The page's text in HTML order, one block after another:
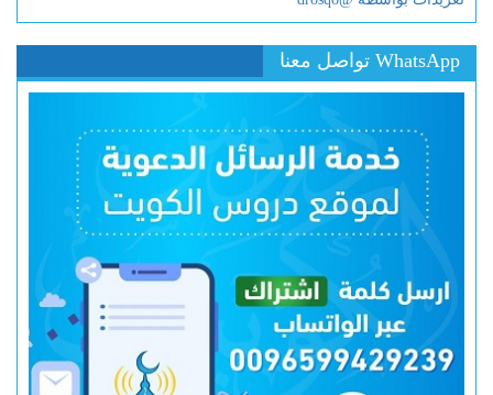
WhatsApp تواصل معنا